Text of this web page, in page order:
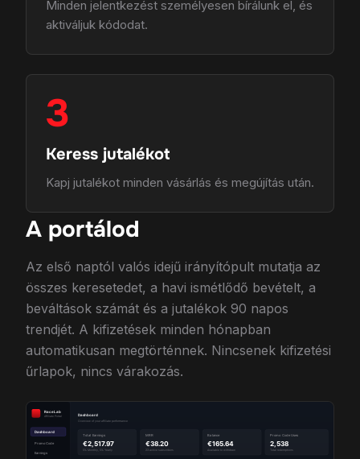
Minden jelentkezést személyesen bírálunk el, és
aktiváljuk kódodat.
3
Keress jutalékot
Kapj jutalékot minden vásárlás és megújítás után.
A portálod
Az első naptól valós idejű irányítópult mutatja az
összes keresetedet, a havi ismétlődő bevételt, a
beváltások számát és a jutalékok 90 napos
trendjét. A kifizetések minden hónapban
automatikusan megtörténnek. Nincsenek kifizetési
űrlapok, nincs várakozás.